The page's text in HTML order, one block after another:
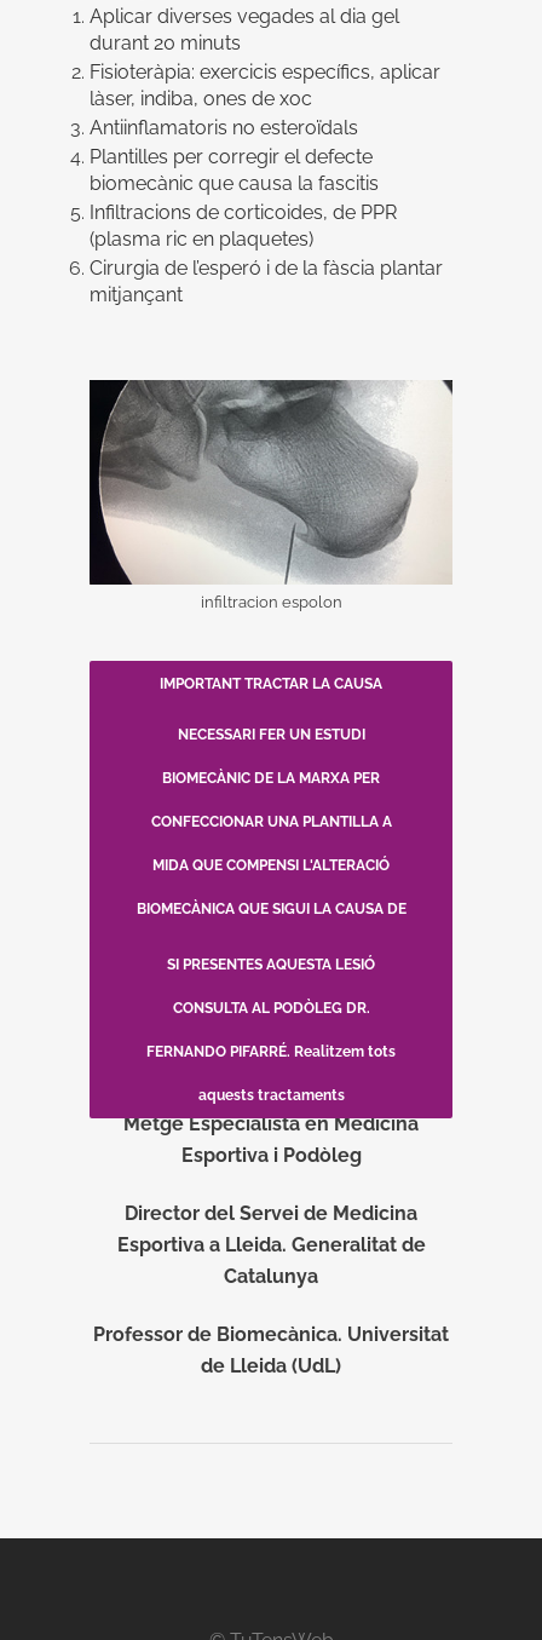
Aplicar diverses vegades al dia gel
durant 20 minuts
Fisioteràpia: exercicis específics, aplicar
làser, indiba, ones de xoc
Antiinflamatoris no esteroïdals
Plantilles per corregir el defecte
biomecànic que causa la fascitis
Infiltracions de corticoides, de PPR
(plasma ric en plaquetes)
Cirurgia de l’esperó i de la fàscia plantar
mitjançant
infiltracion espolon
IMPORTANT TRACTAR LA CAUSA
BIOMECÀNICA
NECESSARI FER UN ESTUDI
BIOMECÀNIC DE LA MARXA PER
CONFECCIONAR UNA PLANTILLA A
MIDA QUE COMPENSI L'ALTERACIÓ
BIOMECÀNICA QUE SIGUI LA CAUSA DE
No es recomana utilitzar plantilles de
sèrie, ja que aquestes no actuaran
SI PRESENTES AQUESTA LESIÓ
CONSULTA AL PODÒLEG DR.
FERNANDO PIFARRÉ. Realitzem tots
aquests tractaments
Metge Especialista en Medicina
Esportiva i Podòleg
Director del Servei de Medicina
Esportiva a Lleida. Generalitat de
Catalunya
Professor de Biomecànica. Universitat
de Lleida (UdL)